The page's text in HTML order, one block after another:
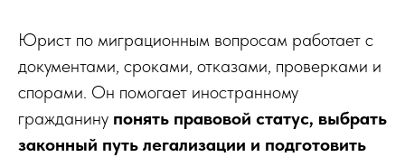
Юрист по миграционным вопросам работает с
документами, сроками, отказами, проверками и
спорами. Он помогает иностранному
гражданину понять правовой статус, выбрать
законный путь легализации и подготовить